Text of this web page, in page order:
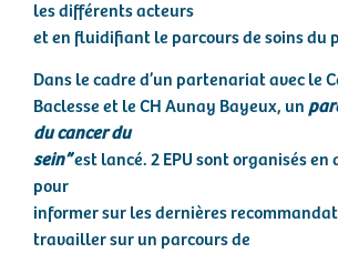
les différents acteurs
et en fluidifiant le parcours de soins du
Dans le cadre d’un partenariat avec le
Baclesse et le CH Aunay Bayeux, un
du cancer du
sein”est lancé. 2 EPU sont organisés en
pour
informer sur les dernières
travailler sur un parcours de